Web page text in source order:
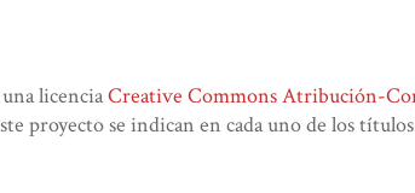
licenciaCreative Commons Atribución-
proyecto se indican en cada uno de los